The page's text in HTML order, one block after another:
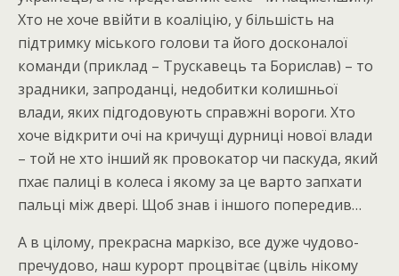
Хто не хоче ввійти в коаліцію, у більшість на
підтримку міського голови та його досконалої
команди (приклад – Трускавець та Борислав) – то
зрадники, запроданці, недобитки колишньої
влади, яких підгодовують справжні вороги. Хто
хоче відкрити очі на кричущі дурниці нової влади
– той не хто інший як провокатор чи паскуда, який
пхає палиці в колеса і якому за це варто запхати
пальці між двері. Щоб знав і іншого попередив…
А в цілому, прекрасна маркізо, все дуже чудово-
пречудово, наш курорт процвітає (цвіль нікому